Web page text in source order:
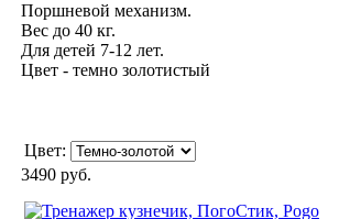
Поршневой механизм.
Вес до 40 кг.
Для детей 7-12 лет.
Цвет - темно золотистый
Цвет:
3490 руб.